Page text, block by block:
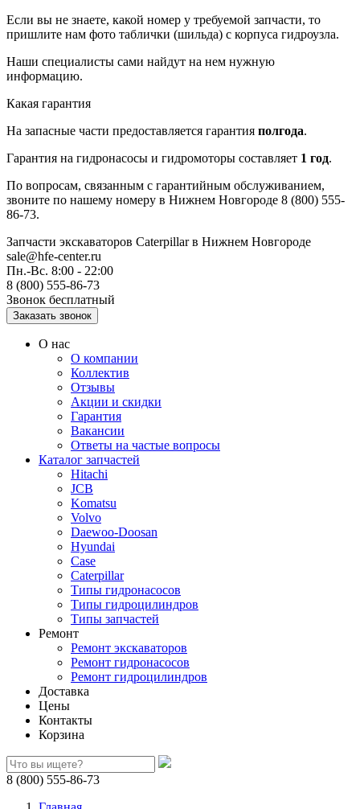
Если вы не знаете, какой номер у требуемой запчасти, то
пришлите нам фото таблички (шильда) с корпуса гидроузла.
Наши специалисты сами найдут на нем нужную
информацию.
Какая гарантия
На запасные части предоставляется гарантия полгода.
Гарантия на гидронасосы и гидромоторы составляет 1 год.
По вопросам, связанным с гарантийным обслуживанием,
звоните по нашему номеру в Нижнем Новгороде 8 (800) 555-
86-73.
Запчасти экскаваторов Caterpillarв Нижнем Новгороде
sale@hfe-center.ru
Пн.-Вс. 8:00 - 22:00
8 (800) 555-86-73
Звонок бесплатный
О нас
О компании
Коллектив
Отзывы
Акции и скидки
Гарантия
Вакансии
Ответы на частые вопросы
Каталог запчастей
Hitachi
JCB
Komatsu
Volvo
Daewoo-Doosan
Hyundai
Case
Caterpillar
Типы гидронасосов
Типы гидроцилиндров
Типы запчастей
Ремонт
Ремонт экскаваторов
Ремонт гидронасосов
Ремонт гидроцилиндров
Доставка
Цены
Контакты
Корзина
8 (800) 555-86-73